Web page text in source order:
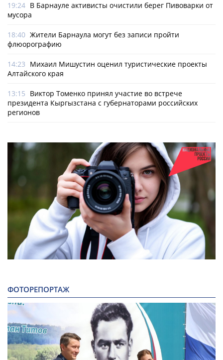
19:24 В Барнауле активисты очистили берег Пивоварки от
мусора
18:40 Жители Барнаула могут без записи пройти
флюорографию
14:23 Михаил Мишустин оценил туристические проекты
Алтайского края
13:15 Виктор Томенко принял участие во встрече
президента Кыргызстана с губернаторами российских
регионов
ФОТОРЕПОРТАЖ